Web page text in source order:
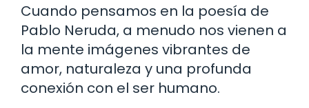
Cuando pensamos en la poesía de
Pablo Neruda, a menudo nos vienen a
la mente imágenes vibrantes de
amor, naturaleza y una profunda
conexión con el ser humano.